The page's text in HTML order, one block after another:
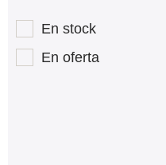
En stock
En oferta